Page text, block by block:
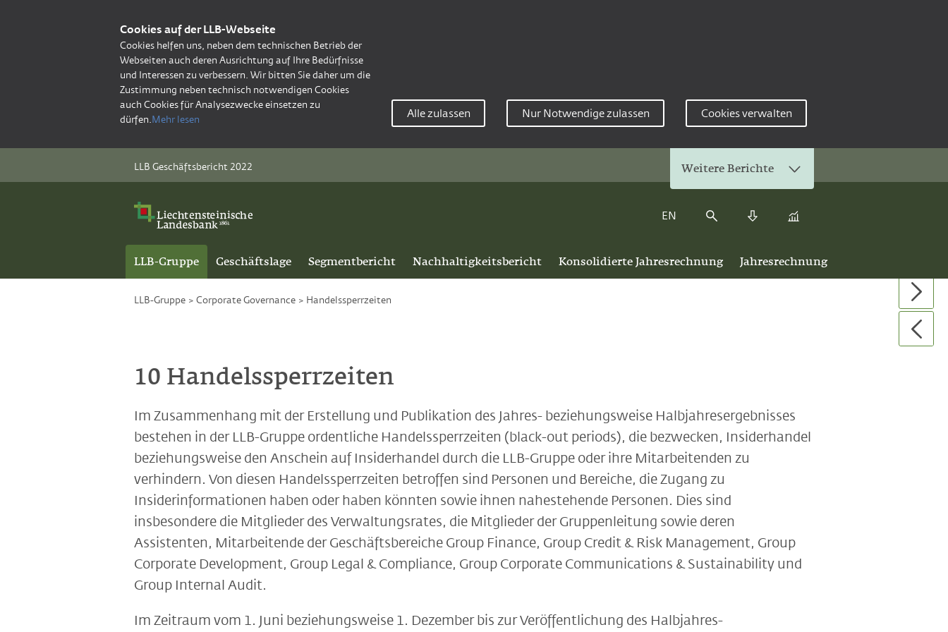
Cookies auf der LLB-Webseite
Cookies helfen uns, neben dem technischen Betrieb der
Webseiten auch deren Ausrichtung auf Ihre Bedürfnisse
und Interessen zu verbessern. Wir bitten Sie daher um die
Zustimmung neben technisch notwendigen Cookies
auch Cookies für Analysezwecke einsetzen zu
dürfen. Mehr lesen
Alle zulassen Nur Notwendige zulassen Cookies verwalten
LLB Geschäftsbericht 2022 Weitere Berichte
EN
LLB-Gruppe Geschäftslage Segmentbericht Nachhaltigkeitsbericht Konsolidierte Jahresrechnung Jahresrechnung
LLB-Gruppe > Corporate Governance > Handelssperrzeiten
10 Handelssperrzeiten
Im Zusammenhang mit der Erstellung und Publikation des Jahres- beziehungsweise Halbjahresergebnisses
bestehen in der LLB-Gruppe ordentliche Handelssperrzeiten (black-out periods), die bezwecken, Insiderhandel
beziehungsweise den Anschein auf Insiderhandel durch die LLB-Gruppe oder ihre Mitarbeitenden zu
verhindern. Von diesen Handelssperrzeiten betroffen sind Personen und Bereiche, die Zugang zu
Insiderinformationen haben oder haben könnten sowie ihnen nahestehende Personen. Dies sind
insbesondere die Mitglieder des Verwaltungsrates, die Mitglieder der Gruppenleitung sowie deren
Assistenten, Mitarbeitende der Geschäftsbereiche Group Finance, Group Credit & Risk Management, Group
Corporate Development, Group Legal & Compliance, Group Corporate Communications & Sustainability und
Group Internal Audit.
Im Zeitraum vom 1. Juni beziehungsweise 1. Dezember bis zur Veröffentlichung des Halbjahres-